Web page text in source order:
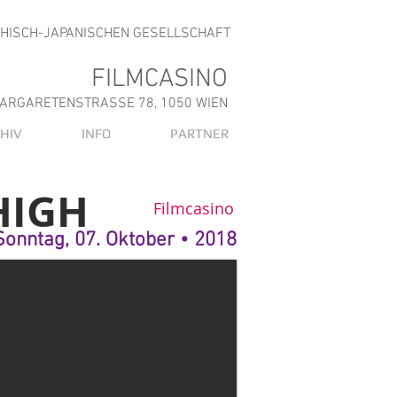
JAPANISCHEN GESELLSCHAFT
FILMCASINO
78, 1050 WIEN
INFO PARTNER
07. Oktober • 2018
Filmcasino